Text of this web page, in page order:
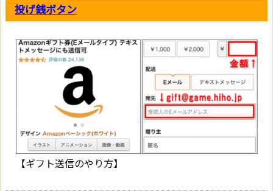
投げ銭ボタン
【ギフト送信のやり方】